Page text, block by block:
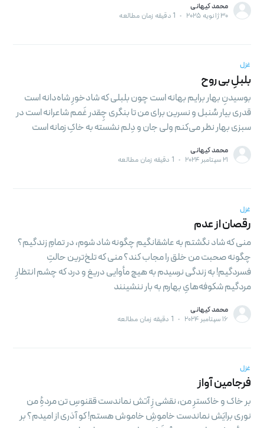
محمد کیهانی
۳۰ ژانویه ۲۰۲۵
•
غزل
بلبلِ بی روح
بوسیدنِ بهار برایم بهانه است چون بلبلی که شادخورِ شاه‌دانه است
قدری بیار سُنبل و نسرین برای من تا بنگری چِقدر غَمم شاعرانه است در
سبزی بهار نظر می‌کنم ولی جان و دِلم نشسته به خاکِ زمانه است
محمد کیهانی
۲۱ سپتامبر ۲۰۲۴
•
غزل
رقصان از عدم
منی که شاد نگشتم به عاشقانگیم چگونه شاد شوم، در تمامِ زندگیم؟
چگونه صحبت من خلق را مجاب کند؟ منی که تلخ‌ترین حالتِ
فسردگیم! به زندگی نرسیدم به هیچ مأوایی دریغ و درد که چشم انتظارِ
مردگیم شکوفه‌هایِ بهارم به بار ننشینند
محمد کیهانی
۱۶ سپتامبر ۲۰۲۴
•
غزل
فرجامین آواز
بر خاک و خاکسترِ من، نقشی زِ آتش نماندست ققنوسِ تن مردهِٔ من
نوری برایَش نماندست خاموشِ خاموش هستم! کو آذری از امیدم؟ بر